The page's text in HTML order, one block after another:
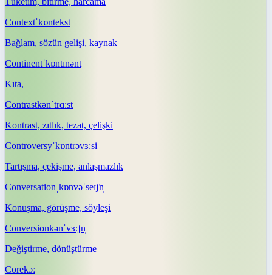
Contextˈkɒntekst
Bağlam, sözün gelişi, kaynak
Continentˈkɒntɪnənt
Kıta,
Contrastkənˈtrɑːst
Kontrast, zıtlık, tezat, çelişki
Controversyˈkɒntrəvɜːsi
Tartışma, çekişme, anlaşmazlık
Conversation ˌkɒnvəˈseɪʃn̩
Konuşma, görüşme, söyleşi
Conversionkənˈvɜːʃn̩
Değiştirme, dönüştürme
Corekɔː